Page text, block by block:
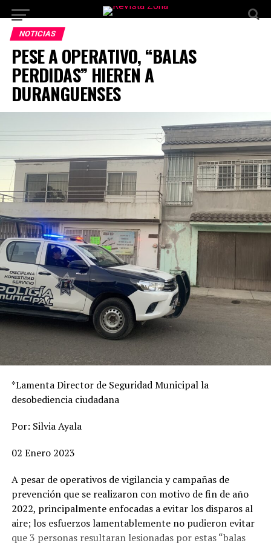
NOTICIAS
PESE A OPERATIVO, “BALAS
PERDIDAS” HIEREN A
DURANGUENSES
*Lamenta Director de Seguridad Municipal la
desobediencia ciudadana
Por: Silvia Ayala
02 Enero 2023
A pesar de operativos de vigilancia y campañas de
prevención que se realizaron con motivo de fin de año
2022, principalmente enfocadas a evitar los disparos al
aire; los esfuerzos lamentablemente no pudieron evitar
que 3 personas resultaran lesionadas por estas “balas